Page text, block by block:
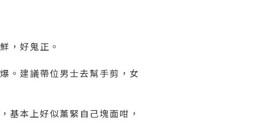
，好鬼正。
。建議帶位男士去幫手剪，女
基本上好似薰緊自己塊面咁，